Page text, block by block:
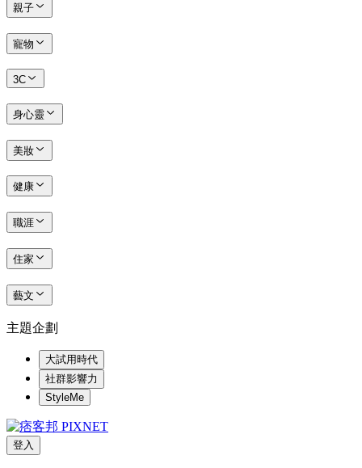
親子
寵物
3C
身心靈
美妝
健康
職涯
住家
藝文
主題企劃
大試用時代
社群影響力
StyleMe
登入